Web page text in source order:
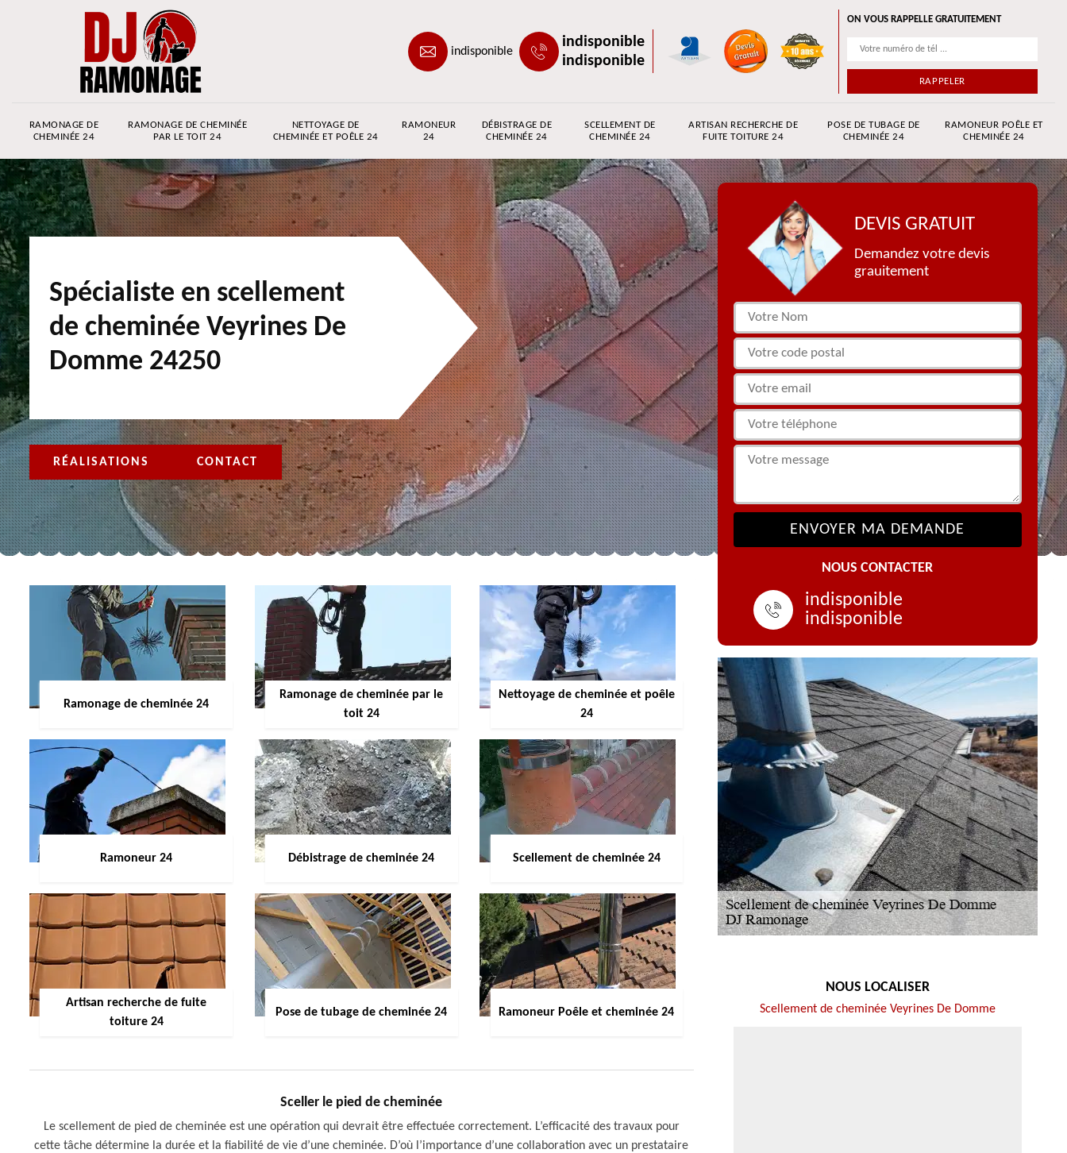
indisponible
indisponible
indisponible
ON VOUS RAPPELLE GRATUITEMENT
RAMONAGE DE
CHEMINÉE 24
RAMONAGE DE CHEMINÉE
PAR LE TOIT 24
NETTOYAGE DE
CHEMINÉE ET POÊLE 24
RAMONEUR
24
DÉBISTRAGE DE
CHEMINÉE 24
SCELLEMENT DE
CHEMINÉE 24
ARTISAN RECHERCHE DE
FUITE TOITURE 24
POSE DE TUBAGE DE
CHEMINÉE 24
RAMONEUR POÊLE ET
CHEMINÉE 24
Spécialiste en scellement
de cheminée Veyrines De
Domme 24250
RÉALISATIONS CONTACT
Ramonage de cheminée 24
Ramonage de cheminée par le
toit 24
Nettoyage de cheminée et poêle
24
Ramoneur 24 Débistrage de cheminée 24 Scellement de cheminée 24
Artisan recherche de fuite
toiture 24
Pose de tubage de cheminée 24 Ramoneur Poêle et cheminée 24
Sceller le pied de cheminée
Le scellement de pied de cheminée est une opération qui devrait être effectuée correctement. L’efficacité des travaux pour
cette tâche détermine la durée et la fiabilité de vie d’une cheminée. D’où l’importance d’une collaboration avec un prestataire
DEVIS GRATUIT
Demandez votre devis
grauitement
NOUS CONTACTER
indisponible
indisponible
NOUS LOCALISER
Scellement de cheminée Veyrines De Domme